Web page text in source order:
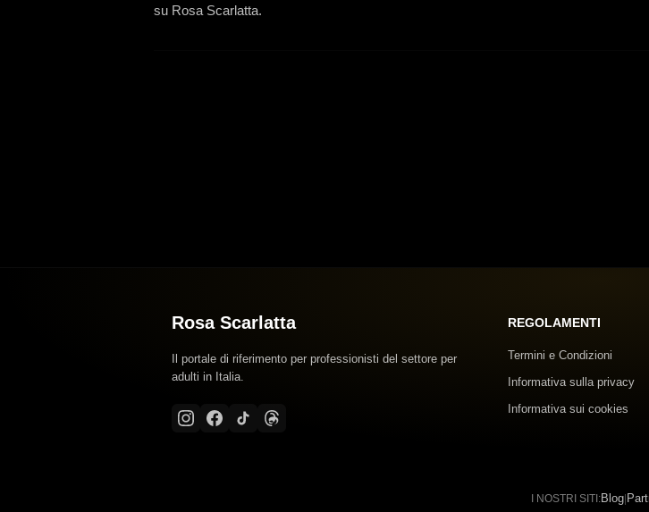
su Rosa Scarlatta.
Rosa Scarlatta
Il portale di riferimento per professionisti del settore per
adulti in Italia.
REGOLAMENTI
Termini e Condizioni
Informativa sulla privacy
Informativa sui cookies
I NOSTRI SITI:Blog